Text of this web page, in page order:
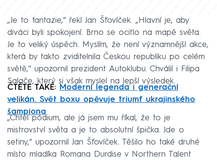
„Je to fantazie,“ řekl Jan Šťovíček. „Hlavní je, aby
diváci byli spokojení. Brno se ocitlo na mapě světa.
Je to veliký úspěch. Myslím, že není významnější akce,
která by takto zviditelnila Českou republiku po celém
světě,“ upozornil prezident Autoklubu. Chválil i Filipa
Salače, který si však myslel na lepší výsledek.
ČTĚTE TAKÉ: Moderní legenda i generační
velikán. Svět boxu opěvuje triumf ukrajinského
šampiona
„Chtěl pódium, ale já jsem mu říkal, že to je
mistrovství světa a je to absolutní špička. Jde o
setiny,“ upozornil Jan Šťovíček. Těšilo ho také druhé
místo mladíka Romana Durdise v Northern Talent